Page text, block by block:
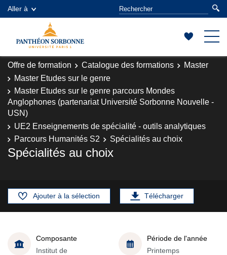
Aller à
Offre de formation Catalogue des formations
Master
Master Etudes sur le genre
Master Etudes sur le genre parcours Mondes
Anglophones (partenariat Université Sorbonne Nouvelle -
USN)
UE2 Enseignements de spécialité - outils analytiques
Parcours Humanités S2
Spécialités au choix
Spécialités au choix
Ajouter à la sélection Télécharger
Composante
Institut de
Période de l'année
Printemps